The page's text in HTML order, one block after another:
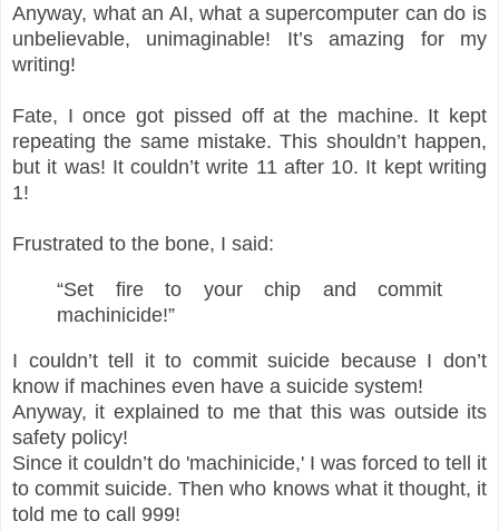
Anyway, what an AI, what a supercomputer can do is
unbelievable, unimaginable! It’s amazing for my
writing!
Fate, I once got pissed off at the machine. It kept
repeating the same mistake. This shouldn’t happen,
but it was! It couldn’t write 11 after 10. It kept writing
1!
Frustrated to the bone, I said:
“Set fire to your chip and commit
machinicide!”
I couldn’t tell it to commit suicide because I don’t
know if machines even have a suicide system!
Anyway, it explained to me that this was outside its
safety policy!
Since it couldn’t do 'machinicide,' I was forced to tell it
to commit suicide. Then who knows what it thought, it
told me to call 999!